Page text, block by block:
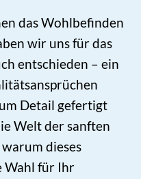
das Wohlbefinden
wir uns für das
entschieden – ein
Detail gefertigt
Welt der sanften
dieses
Wahl für Ihr